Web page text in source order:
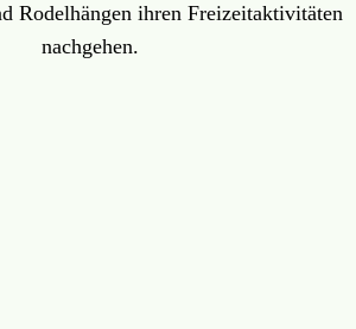
Rodelhängen ihren Freizeitaktivitäten
nachgehen.